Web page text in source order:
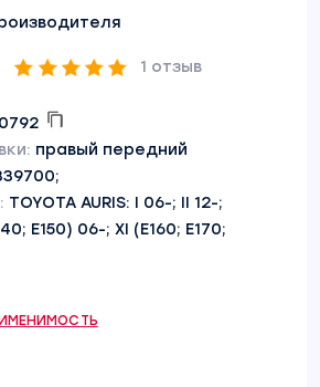
1 отзыв
правый передний
TOYOTA AURIS: I 06-; II 12-;
E150) 06-; XI (E160; E170;